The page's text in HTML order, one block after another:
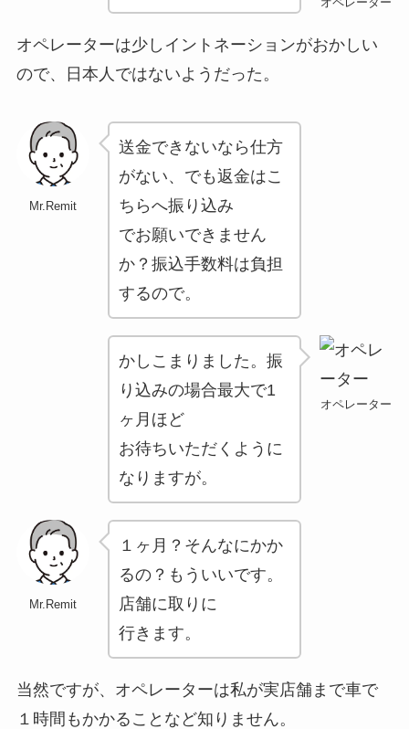
オペレーターは少しイントネーションがおかしい
ので、日本人ではないようだった。
Mr.Remit
送金できないなら仕方
がない、でも返金はこ
ちらへ振り込み
でお願いできません
か？振込手数料は負担
するので。
オペレーター
かしこまりました。振
り込みの場合最大で1
ヶ月ほど
お待ちいただくように
なりますが。
Mr.Remit
１ヶ月？そんなにかか
るの？もういいです。
店舗に取りに
行きます。
当然ですが、オペレーターは私が実店舗まで車で
１時間もかかることなど知りません。